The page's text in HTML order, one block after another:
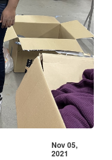
Nov 05,
2021